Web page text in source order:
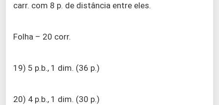
carr. com 8 p. de distância entre eles.
Folha – 20 corr.
19) 5 p.b., 1 dim. (36 p.)
20) 4 p.b., 1 dim. (30 p.)